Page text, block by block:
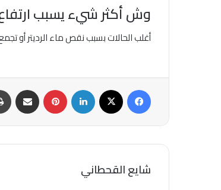
وش أكثر شيء يسبب
أغلب الحالات بسبب نقص ماء الرديتر أو
فيسبوك ‫X لينكدإن بينتيريست مشاركة عبر البريد طباعة
شايع القحطاني